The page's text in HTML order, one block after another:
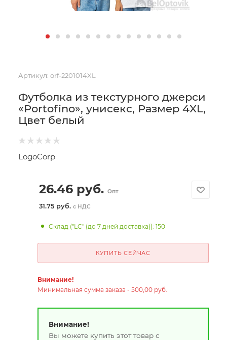
Артикул: orf-2201014XL
Футболка из текстурного джерси
«Portofino», унисекс, Размер 4XL,
Цвет белый
LogoCorp
26.46руб. Опт
31.75 руб. с НДС
Склад ("LC" (до 7 дней доставка)): 150
КУПИТЬ СЕЙЧАС
Внимание!
Минимальная сумма заказа - 500,00 руб.
Внимание!
Вы можете купить этот товар с